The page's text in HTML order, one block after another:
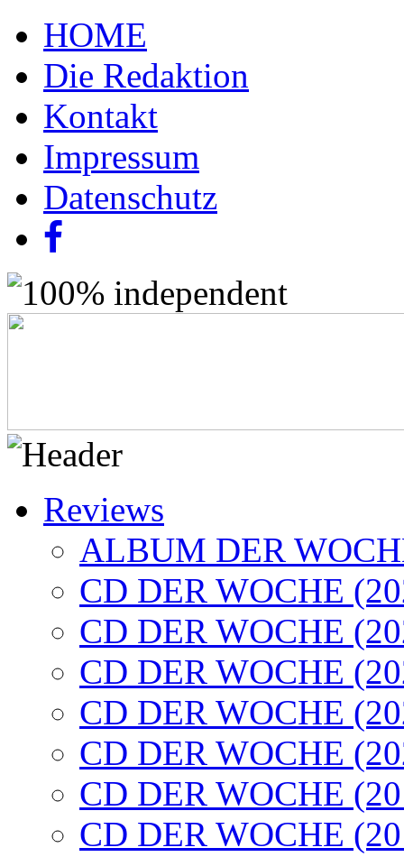
HOME
Die Redaktion
Kontakt
Impressum
Datenschutz
Reviews
ALBUM DER
CD DER WOCHE
CD DER WOCHE
CD DER WOCHE
CD DER WOCHE
CD DER WOCHE
CD DER WOCHE
CD DER WOCHE